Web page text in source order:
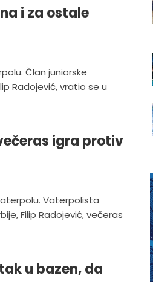
i za ostale
Član juniorske
Radojević, vratio se u
igra protiv
Vaterpolista
Filip Radojević, večeras
u bazen, da